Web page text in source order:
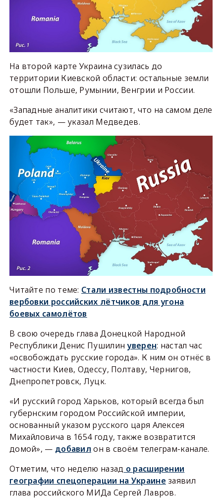
На второй карте Украина сузилась до
территории Киевской области: остальные земли
отошли Польше, Румынии, Венгрии и России.
«Западные аналитики считают, что на самом деле
будет так», — указал Медведев.
Читайте по теме: Стали известны подробности
вербовки российских лётчиков для угона
боевых самолётов
В свою очередь глава Донецкой Народной
Республики Денис Пушилинуверен: настал час
«освобождать русские города». К ним он отнёс в
частности Киев, Одессу, Полтаву, Чернигов,
Днепропетровск, Луцк.
«И русский город Харьков, который всегда был
губернским городом Российской империи,
основанный указом русского царя Алексея
Михайловича в 1654 году, также возвратится
домой», — добавил он в своём телеграм-канале.
Отметим, что неделю назад о расширении
географии спецоперации на Украине заявил
глава российского МИДа Сергей Лавров.